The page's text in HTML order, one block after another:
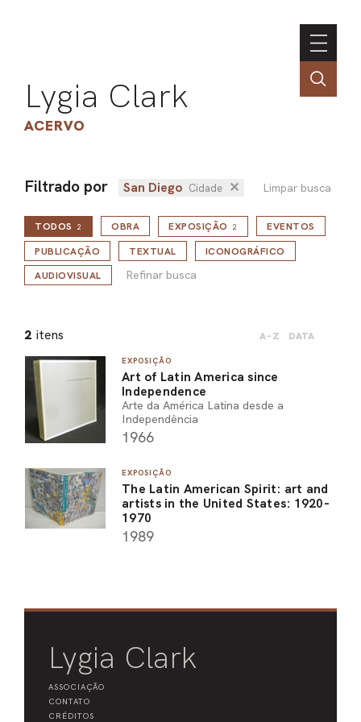
Lygia Clark
ACERVO
Filtrado por San Diego Cidade ✕ Limpar busca
TODOS 2
Refinar busca
OBRA EXPOSIÇÃO 2
EVENTOS
PUBLICAÇÃO
TEXTUAL
ICONOGRÁFICO
AUDIOVISUAL
Refinar busca
2 itens A-Z DATA
EXPOSIÇÃO
Art of Latin America since
Independence
Arte da América Latina desde a
Independência
1966
EXPOSIÇÃO
The Latin American Spirit: art and
artists in the United States: 1920-
1970
1989
Lygia Clark
ASSOCIAÇÃO
CONTATO
CRÉDITOS